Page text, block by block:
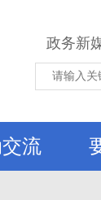
政务新
流